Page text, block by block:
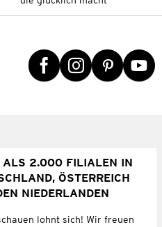
ALS 2.000 FILIALEN IN
ÖSTERREICH
NIEDERLANDEN
lohnt sich! Wir freuen